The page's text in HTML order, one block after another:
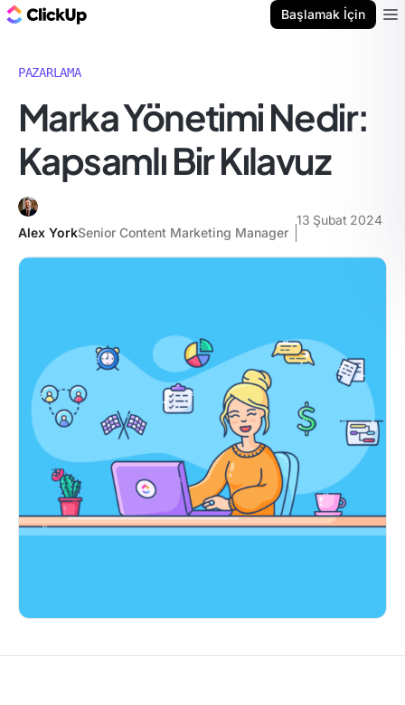
Başlamak İçin
PAZARLAMA
Marka Yönetimi Nedir:
Kapsamlı Bir Kılavuz
Alex YorkSenior Content Marketing Manager
13 Şubat 2024